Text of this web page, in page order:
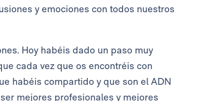
y emociones con todos nuestros
Hoy habéis dado un paso muy
cada vez que os encontréis con
habéis compartido y que son el ADN
mejores profesionales y mejores